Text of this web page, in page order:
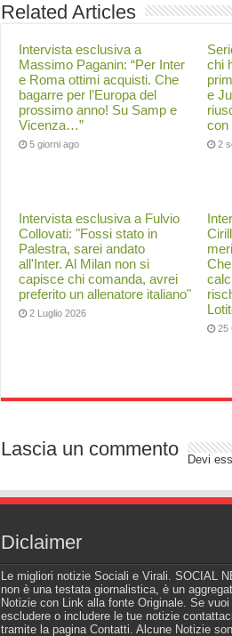
Related Articles
Intervista esclusiva a
Massimo Paganin: “Per Inter
e Roma ottimi acquisti. Che
bagarre per l’Europa del
prossimo anno! Su Samp e
Vicenza…”
5 giorni ago
chi
e
con
2
Intervista esclusiva a Fulvio
Collovati: "Fossi stato in
Palestra, sarei andato
all'Inter. Al Milan non si
capisce chi comanda, avrei
preferito un allenatore italiano"
2 Luglio 2026
25
Lascia un commento Devi
Diclaimer
Le migliori notizie Sociali e Virali. SOCIAL
non è una testata giornalistica, è un
Notizie con Link alla fonte Originale. Se vuoi
escludere o includere le tue notizie contattaci
tramite la pagina Contatti. Alcune Notizie